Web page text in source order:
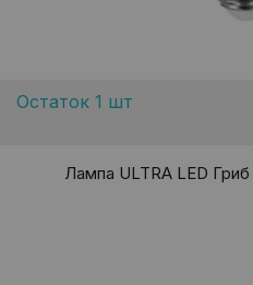
Остаток 1 шт
Лампа ULTRA LED